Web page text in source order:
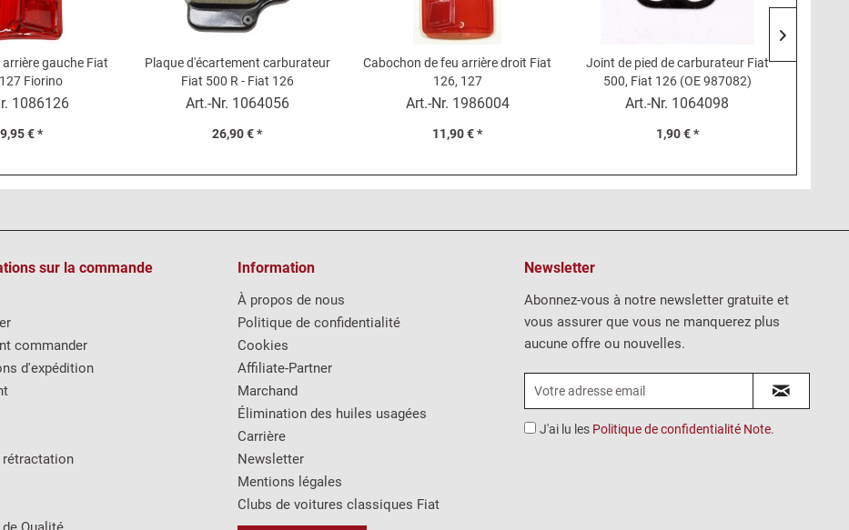
arrière gauche Fiat
Fiorino
1086126
€ *
Plaque d'écartement carburateur
Fiat 500 R - Fiat 126
Art.-Nr. 1064056
26,90 € *
Cabochon de feu arrière droit Fiat
126, 127
Art.-Nr. 1986004
11,90 € *
Joint de pied de carburateur Fiat
500, Fiat 126 (OE 987082)
Art.-Nr. 1064098
1,90 € *
sur la commande
commander
d'expédition
rétractation
Information
À propos de nous
Politique de confidentialité
Cookies
Affiliate-Partner
Marchand
Élimination des huiles usagées
Carrière
Newsletter
Mentions légales
Clubs de voitures classiques Fiat
Newsletter
Abonnez-vous à notre newsletter gratuite et
vous assurer que vous ne manquerez plus
aucune offre ou nouvelles.
J'ai lu les Politique de confidentialité Note.